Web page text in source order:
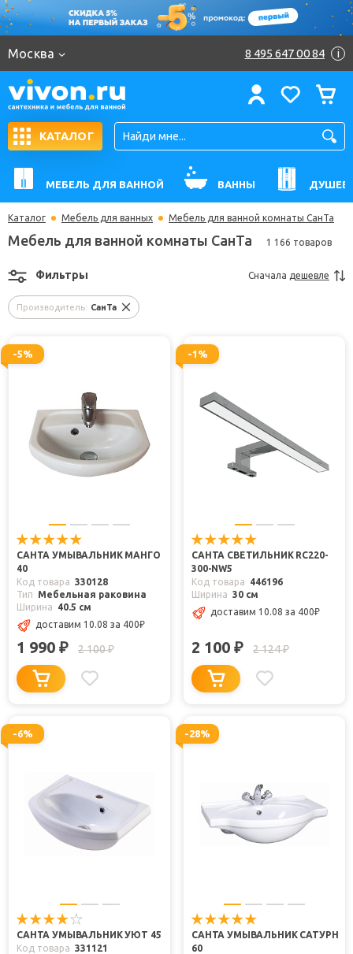
Москва 8 495 647 00 84 i
КАТАЛОГ
МЕБЕЛЬ ДЛЯ ВАННОЙ ВАННЫ
Каталог Мебель для ванных Мебель для ванной комнаты СанТа
Мебель для ванной комнаты СанТа 1 166 товаров
Производитель: СанТа
Фильтры Сначала дешевле
-5%
САНТА УМЫВАЛЬНИК МАНГО
40
Код товара 330128
Тип
Мебельная раковина
Ширина
40.5 см
доставим 10.08 за 400₽
1 990 ₽ 2 100₽
-1%
САНТА СВЕТИЛЬНИК RC220-
300-NW5
Код товара
446196
Ширина 30 см
доставим 10.08 за 400₽
2 100 ₽ 2 124₽
-6%
САНТА УМЫВАЛЬНИК УЮТ 45
Код товара 331121
-28%
САНТА УМЫВАЛЬНИК САТУРН
60